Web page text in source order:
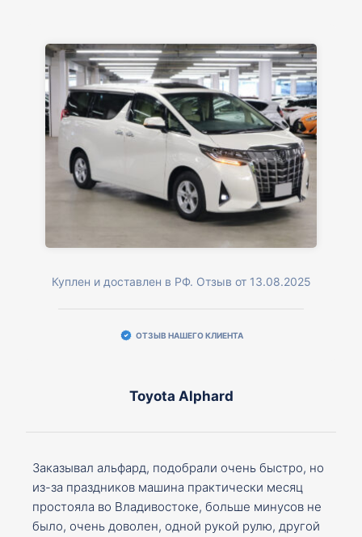
Куплен и доставлен в РФ. Отзыв от 13.08.2025
ОТЗЫВ НАШЕГО КЛИЕНТА
Toyota Alphard
Заказывал альфард, подобрали очень быстро, но
из-за праздников машина практически месяц
простояла во Владивостоке, больше минусов не
было, очень доволен, одной рукой рулю, другой